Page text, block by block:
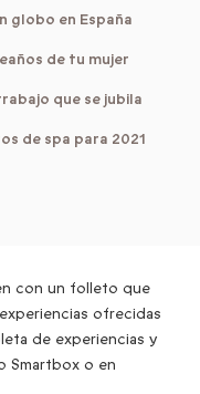
globo en España
de tu mujer
que se jubila
de spa para 2021
con un folleto que
ofrecidas
de experiencias y
Smartbox o en